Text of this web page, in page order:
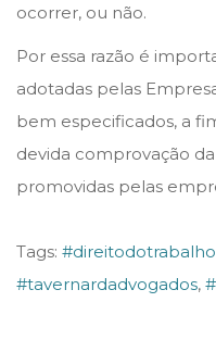
ocorrer, ou não.
Por essa razão é
adotadas pelas
bem especificados, a
devida comprovação
promovidas pelas
Tags: #direitodotrabalho
#tavernardadvogados,